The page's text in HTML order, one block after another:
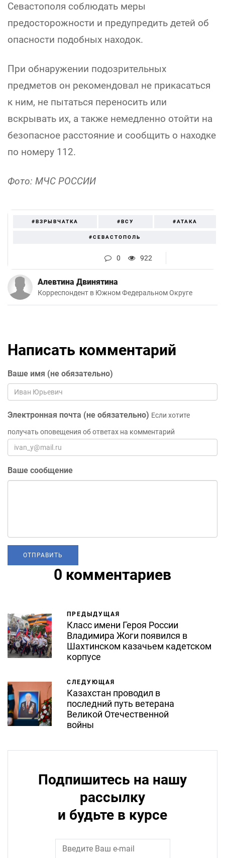
Севастополя соблюдать меры
предосторожности и предупредить детей об
опасности подобных находок.
При обнаружении подозрительных
предметов он рекомендовал не прикасаться
к ним, не пытаться переносить или
вскрывать их, а также немедленно отойти на
безопасное расстояние и сообщить о находке
по номеру 112.
Фото: МЧС РОССИИ
#ВЗРЫВЧАТКА #ВСУ #АТАКА
#СЕВАСТОПОЛЬ
0 922
Алевтина Двинятина
Корреспондент в Южном Федеральном Округе
Написать комментарий
Ваше имя (не обязательно)
Электронная почта (не обязательно) Если хотите
получать оповещения об ответах на комментарий
Ваше сообщение
0 комментариев
ПРЕДЫДУЩАЯ
Класс имени Героя России
Владимира Жоги появился в
Шахтинском казачьем кадетском
корпусе
СЛЕДУЮЩАЯ
Казахстан проводил в
последний путь ветерана
Великой Отечественной
войны
Подпишитесь на нашу
рассылку
и будьте в курсе